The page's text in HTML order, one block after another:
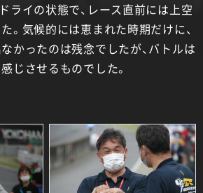
ライの状態で、レース直前には上空
。気候的には恵まれた時期だけに、
かったのは残念でしたが、バトルは
じさせるものでした。